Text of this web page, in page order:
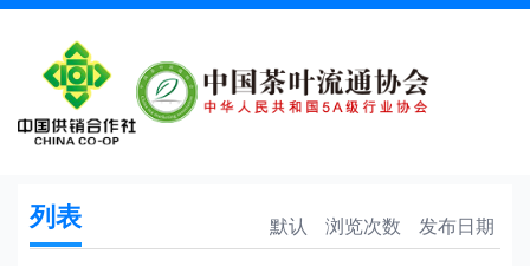
2026北京国际茶业展
列表 默认 浏览次数 发布日期